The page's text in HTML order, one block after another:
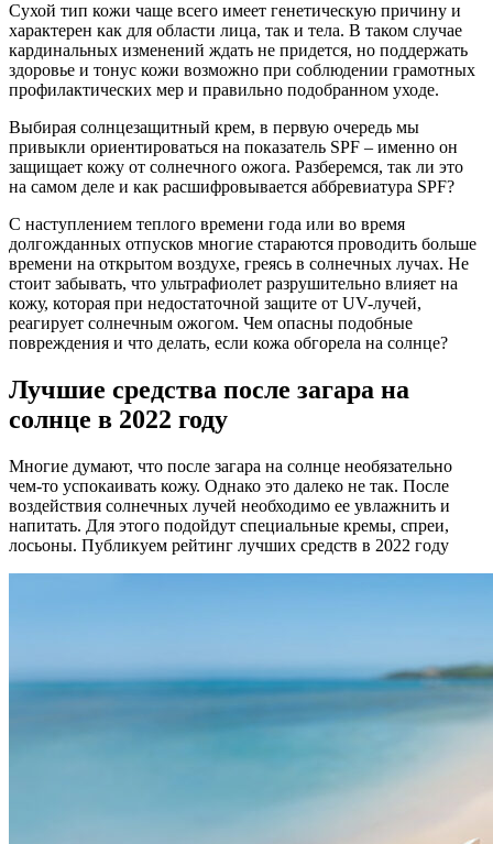
Сухой тип кожи чаще всего имеет генетическую причину и
характерен как для области лица, так и тела. В таком случае
кардинальных изменений ждать не придется, но поддержать
здоровье и тонус кожи возможно при соблюдении грамотных
профилактических мер и правильно подобранном уходе.
Выбирая солнцезащитный крем, в первую очередь мы
привыкли ориентироваться на показатель SPF – именно он
защищает кожу от солнечного ожога. Разберемся, так ли это
на самом деле и как расшифровывается аббревиатура SPF?
С наступлением теплого времени года или во время
долгожданных отпусков многие стараются проводить больше
времени на открытом воздухе, греясь в солнечных лучах. Не
стоит забывать, что ультрафиолет разрушительно влияет на
кожу, которая при недостаточной защите от UV-лучей,
реагирует солнечным ожогом. Чем опасны подобные
повреждения и что делать, если кожа обгорела на солнце?
Лучшие средства после загара на
солнце в 2022 году
Многие думают, что после загара на солнце необязательно
чем-то успокаивать кожу. Однако это далеко не так. После
воздействия солнечных лучей необходимо ее увлажнить и
напитать. Для этого подойдут специальные кремы, спреи,
лосьоны. Публикуем рейтинг лучших средств в 2022 году